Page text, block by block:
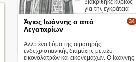
διακρίθηκε κυρίως
για την εγκράτεια
της γλώσσας τ ...
Απολυτίκιο
περισσότερα >
34
Άγιος Ιωάννης ο από
Λεγαταρίων
Άλλο ένα θύμα της αιματηρής,
ενδοχριστιανικής διαμάχης μεταξύ
εικονολατρών και εικονομάχων. Ο Ιωάννης